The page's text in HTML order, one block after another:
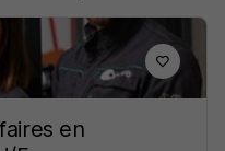
en